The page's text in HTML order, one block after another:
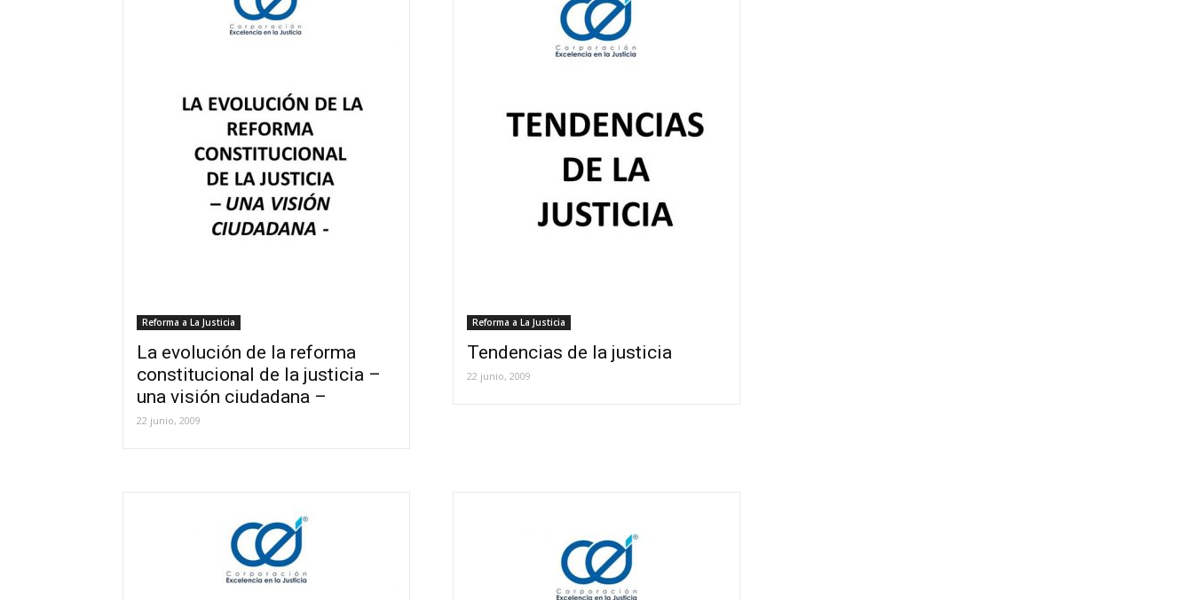
Reforma a La Justicia
La evolución de la reforma
constitucional de la justicia –
una visión ciudadana –
22 junio, 2009
Reforma a La Justicia
Tendencias de la justicia
22 junio, 2009